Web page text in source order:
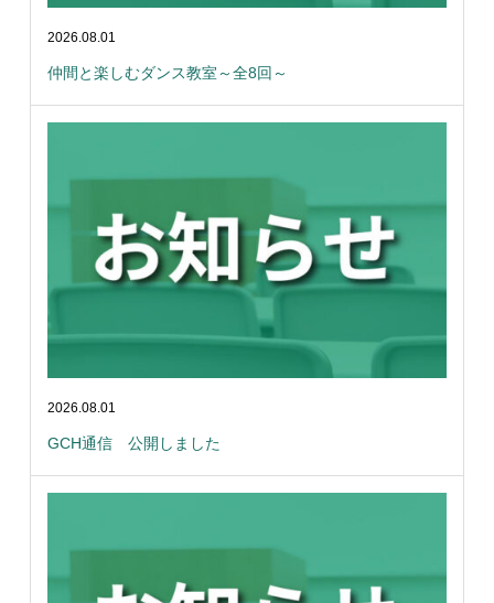
2026.08.01
仲間と楽しむダンス教室～全8回～
2026.08.01
GCH通信 公開しました